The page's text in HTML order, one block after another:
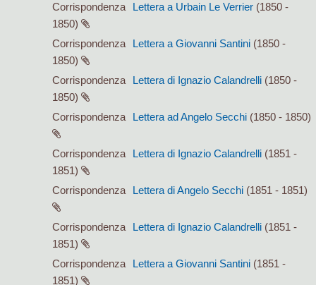
Corrispondenza
Lettera a Urbain Le Verrier (1850 -
1850)
Corrispondenza
Lettera a Giovanni Santini (1850 -
1850)
Corrispondenza
Lettera di Ignazio Calandrelli (1850 -
1850)
Corrispondenza
Lettera ad Angelo Secchi (1850 - 1850)
Corrispondenza Lettera di Ignazio Calandrelli (1851 -
1851)
Corrispondenza
Lettera di Angelo Secchi (1851 - 1851)
Corrispondenza Lettera di Ignazio Calandrelli (1851 -
1851)
Corrispondenza
Lettera a Giovanni Santini (1851 -
1851)